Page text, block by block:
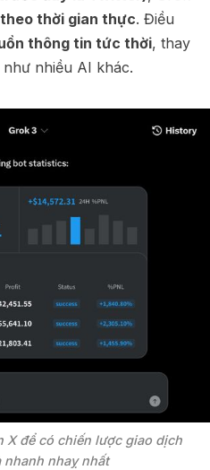
thời gian thực. Điều
thông tin tức thời, thay
nhiều AI khác.
X để có chiến lược giao dịch
nhaỵ nhất